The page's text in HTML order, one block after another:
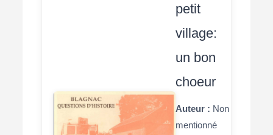
petit
village:
un bon
choeur
Auteur : Non
mentionné